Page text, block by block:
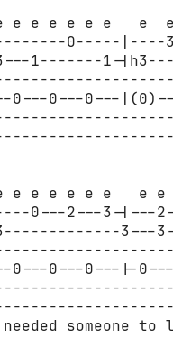
e e e e e e   e
0-----|----
1-------1-
0---0---0---
e e e e e e   e
0---2---3-|---
3---
0---0---0---|-
someone